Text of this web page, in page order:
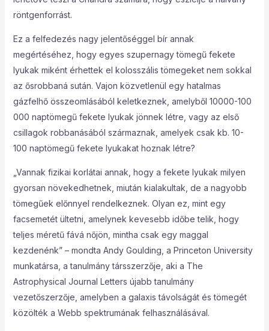
röntgenforrást.
Ez a felfedezés nagy jelentőséggel bír annak
megértéséhez, hogy egyes szupernagy tömegű fekete
lyukak miként érhettek el kolosszális tömegeket nem sokkal
az ősrobbaná sután. Vajon közvetlenül egy hatalmas
gázfelhő összeomlásából keletkeznek, amelyből 10000-100
000 naptömegű fekete lyukak jönnek létre, vagy az első
csillagok robbanásából származnak, amelyek csak kb. 10-
100 naptömegű fekete lyukakat hoznak létre?
„Vannak fizikai korlátai annak, hogy a fekete lyukak milyen
gyorsan növekedhetnek, miután kialakultak, de a nagyobb
tömegűek előnnyel rendelkeznek. Olyan ez, mint egy
facsemetét ültetni, amelynek kevesebb időbe telik, hogy
teljes méretű fává nőjön, mintha csak egy maggal
kezdenénk” – mondta Andy Goulding, a Princeton University
munkatársa, a tanulmány társszerzője, aki a The
Astrophysical Journal Letters újabb tanulmány
vezetőszerzője, amelyben a galaxis távolságát és tömegét
közölték a Webb spektrumának felhasználásával.